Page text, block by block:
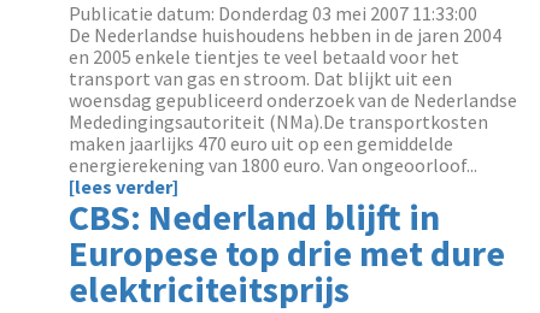
Publicatie datum: Donderdag 03 mei 2007 11:33:00
De Nederlandse huishoudens hebben in de jaren 2004
en 2005 enkele tientjes te veel betaald voor het
transport van gas en stroom. Dat blijkt uit een
woensdag gepubliceerd onderzoek van de Nederlandse
Mededingingsautoriteit (NMa).De transportkosten
maken jaarlijks 470 euro uit op een gemiddelde
energierekening van 1800 euro. Van ongeoorloof...
[lees verder]
CBS: Nederland blijft in
Europese top drie met dure
elektriciteitsprijs